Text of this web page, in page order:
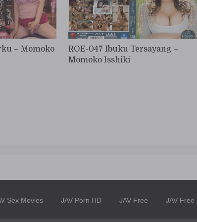
– Momoko
ROE-047 Ibuku Tersayang –
Momoko Isshiki
Sex Movies JAV Porn HD JAV Free JAV Free